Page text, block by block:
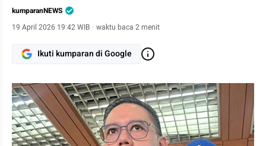
kumparanNEWS
19 April 2026 19:42 WIB · waktu baca 2 menit
Ikuti kumparan di Google